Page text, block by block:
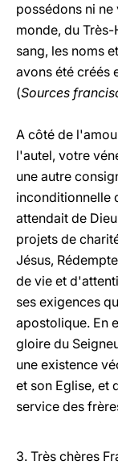
possédons ni
monde, du
sang, les noms
avons été créés
(Sources
A côté de
l'autel, votre
une autre
inconditionnelle
attendait de
projets de
Jésus,
de vie et
ses exigences
apostolique. En
gloire du
une existence
et son Eglise, et
service des
3. Très chères